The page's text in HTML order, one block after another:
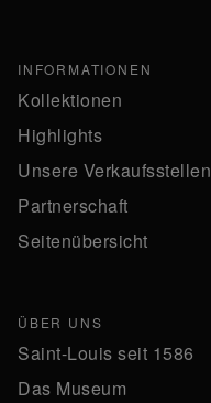
INFORMATIONEN
Kollektionen
Highlights
Unsere Verkaufsstellen
Partnerschaft
Seitenübersicht
ÜBER UNS
Saint-Louis seit 1586
Das Museum